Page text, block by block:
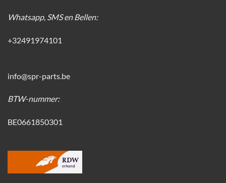
Whatsapp, SMS en Bellen:
+32491974101
info@spr-parts.be
BTW-nummer:
BE0661850301